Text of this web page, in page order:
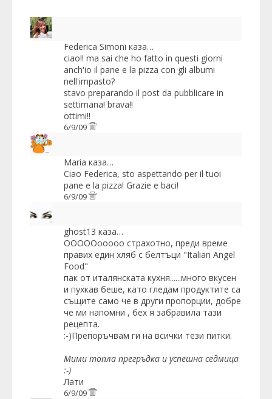
Federica Simoni каза…
ciao!! ma sai che ho fatto in questi giorni
anch'io il pane e la pizza con gli albumi
nell'impasto?
stavo preparando il post da pubblicare in
settimana! brava!!
ottimi!!
6/9/09
Maria каза…
Ciao Federica, sto aspettando per il tuoi
pane e la pizza! Grazie e baci!
6/9/09
ghost13 каза…
ОООООооооо страхотно, преди време
правих един хляб с белтъци "Italian Angel
Food"
пак от италянската кухня......много вкусен
и пухкав беше, като гледам продуктите са
същите само че в други пропорции, добре
че ми напомни , бех я забравила тази
рецепта.
:-)Препоръчвам ги на всички тези питки.
Мими топла прегръдка и успешна седмица
:-)
Лати
6/9/09